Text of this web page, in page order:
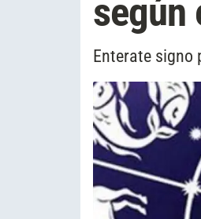
según
Enterate signo